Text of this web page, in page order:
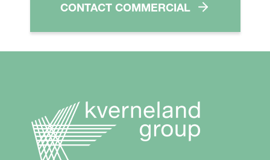
CONTACT COMMERCIAL